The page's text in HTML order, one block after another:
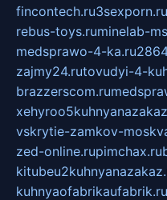
fincontech.ru3sexporn.ru
rebus-toys.ruminelab-
medsprawo-4-ka.ru
zajmy24.rutovudyi-4-
brazzerscom.ru
vskrytie-zamkov-
zed-online.rupimchax.ru
kuhnyaofabrikaufabrik.ru